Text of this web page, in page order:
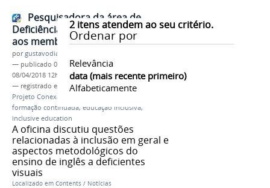
2itens atendem ao seu critério.
Ordenar por
Relevância
data (mais recente primeiro)
Alfabeticamente
Pesquisadora da área de
Deficiência Visual oferece oficina
aos membros do EFOPLI
porgustavodias
— publicado 07/04/2018—última modificação
08/04/2018 12h27
— registrado em:
EFOPLI,Programa EFOPLI
Projeto Conexão PB
formação continuada, educação inclusiva,
inclusive education
A oficina discutiu questões
relacionadas à inclusão em geral e
aspectos metodológicos do
ensino de inglês a deficientes
visuais
Localizado em Contents / Notícias